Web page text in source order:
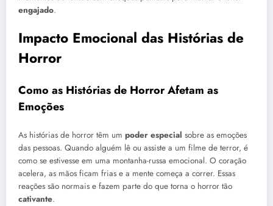
engajado.
Impacto Emocional das Histórias de
Horror
Como as Histórias de Horror Afetam as
Emoções
As histórias de horror têm um poder especial sobre as emoções
das pessoas. Quando alguém lê ou assiste a um filme de terror, é
como se estivesse em uma montanha-russa emocional. O coração
acelera, as mãos ficam frias e a mente começa a correr. Essas
reações são normais e fazem parte do que torna o horror tão
cativante.